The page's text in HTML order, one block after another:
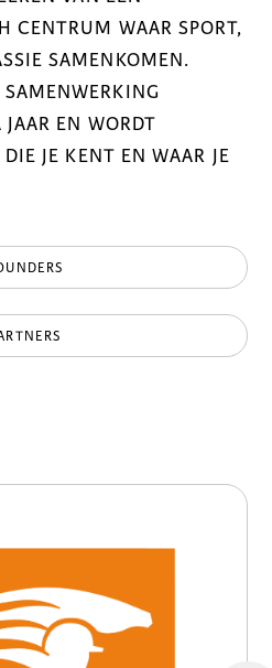
CENTRUM WAAR SPORT,
SAMENKOMEN.
EN WORDT
DIE JE KENT EN WAAR JE